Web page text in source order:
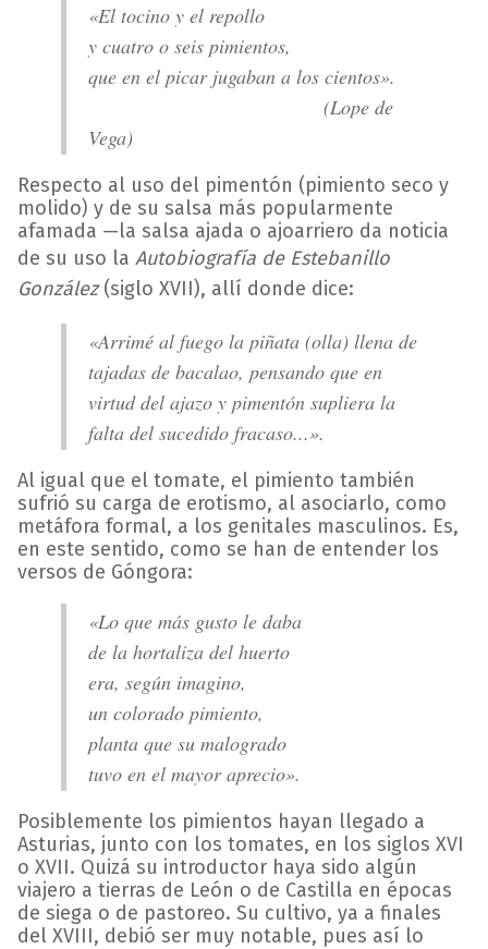
«El tocino y el repollo
y cuatro o seis pimientos,
que en el picar jugaban a los cientos».
(Lope de
Vega)
Respecto al uso del pimentón (pimiento seco y
molido) y de su salsa más popularmente
afamada —la salsa ajada o ajoarriero da noticia
de su uso la Autobiografía de Estebanillo
González(siglo XVII), allí donde dice:
«Arrimé al fuego la piñata (olla) llena de
tajadas de bacalao, pensando que en
virtud del ajazo y pimentón supliera la
falta del sucedido fracaso...».
Al igual que el tomate, el pimiento también
sufrió su carga de erotismo, al asociarlo, como
metáfora formal, a los genitales masculinos. Es,
en este sentido, como se han de entender los
versos de Góngora:
«Lo que más gusto le daba
de la hortaliza del huerto
era, según imagino,
un colorado pimiento,
planta que su malogrado
tuvo en el mayor aprecio».
Posiblemente los pimientos hayan llegado a
Asturias, junto con los tomates, en los siglos XVI
o XVII. Quizá su introductor haya sido algún
viajero a tierras de León o de Castilla en épocas
de siega o de pastoreo. Su cultivo, ya a finales
del XVIII, debió ser muy notable, pues así lo